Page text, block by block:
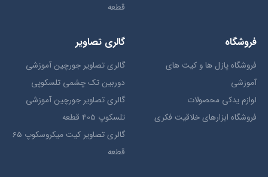
قطعه
فروشگاه
فروشگاه پازل ها و کیت های
آموزشی
لوازم یدکی محصولات
فروشگاه ابزارهای خلاقیت فکری
گالری تصاویر
گالری تصاویر جورچین آموزشی
دوربین تک چشمی تلسکوپی
گالری تصاویر جورچین آموزشی
تلسکوپ 405 قطعه
گالری تصاویر کیت میکروسکوپ 65
قطعه